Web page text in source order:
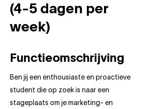
(4-5 dagen per
week)
Functieomschrijving
Ben jij een enthousiaste en proactieve
student die op zoek is naar een
stageplaats om je marketing- en